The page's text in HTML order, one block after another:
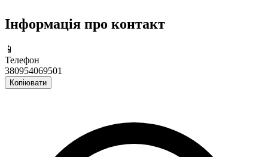
Інформація про контакт
📱
Телефон
380954069501
Копіювати